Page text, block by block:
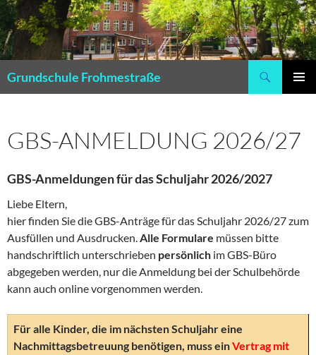
Zum
Inhalt
springen
Grundschule Frohmestraße
GBS-ANMELDUNG 2026/27
GBS-Anmeldungen für das Schuljahr 2026/2027
Liebe Eltern,
hier finden Sie die GBS-Anträge für das Schuljahr 2026/27 zum
Ausfüllen und Ausdrucken.Alle Formulare müssen bitte
handschriftlich unterschrieben persönlich im GBS-Büro
abgegeben werden, nur die Anmeldung bei der Schulbehörde
kann auch online vorgenommen werden.
Für alle Kinder, die im nächsten Schuljahr eine
Nachmittagsbetreuung benötigen, muss einVertrag mit